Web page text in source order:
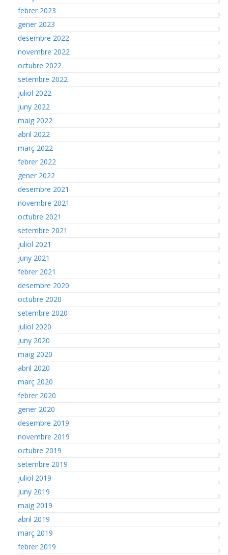
febrer 2023
gener 2023
desembre 2022
novembre 2022
octubre 2022
setembre 2022
juliol 2022
juny 2022
maig 2022
abril 2022
març 2022
febrer 2022
gener 2022
desembre 2021
novembre 2021
octubre 2021
setembre 2021
juliol 2021
juny 2021
febrer 2021
desembre 2020
octubre 2020
setembre 2020
juliol 2020
juny 2020
maig 2020
abril 2020
març 2020
febrer 2020
gener 2020
desembre 2019
novembre 2019
octubre 2019
setembre 2019
juliol 2019
juny 2019
maig 2019
abril 2019
març 2019
febrer 2019